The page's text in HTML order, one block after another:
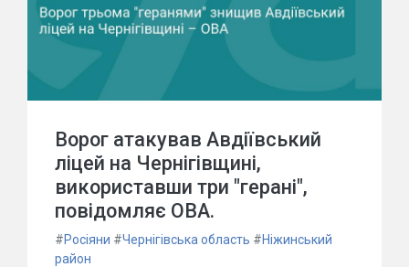
Ворог атакував Авдіївський
ліцей на Чернігівщині,
використавши три "герані",
повідомляє ОВА.
#Росіяни #Чернігівська область #Ніжинський
район